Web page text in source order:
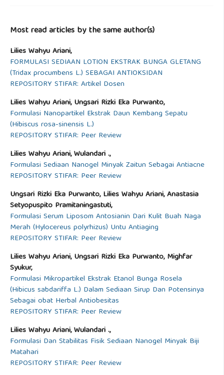
Most read articles by the same author(s)
Lilies Wahyu Ariani,
FORMULASI SEDIAAN LOTION EKSTRAK BUNGA GLETANG
(Tridax procumbens L.) SEBAGAI ANTIOKSIDAN
REPOSITORY STIFAR: Artikel Dosen
Lilies Wahyu Ariani, Ungsari Rizki Eka Purwanto,
Formulasi Nanopartikel Ekstrak Daun Kembang Sepatu
(Hibiscus rosa-sinensis L.)
REPOSITORY STIFAR: Peer Review
Lilies Wahyu Ariani, Wulandari .,
Formulasi Sediaan Nanogel Minyak Zaitun Sebagai Antiacne
REPOSITORY STIFAR: Peer Review
Ungsari Rizki Eka Purwanto, Lilies Wahyu Ariani, Anastasia
Setyopuspito Pramitaningastuti,
Formulasi Serum Liposom Antosianin Dari Kulit Buah Naga
Merah (Hylocereus polyrhizus) Untu Antiaging
REPOSITORY STIFAR: Peer Review
Lilies Wahyu Ariani, Ungsari Rizki Eka Purwanto, Mighfar
Syukur,
Formulasi Mikropartikel Ekstrak Etanol Bunga Rosela
(Hibicus sabdariffa L.) Dalam Sediaan Sirup Dan Potensinya
Sebagai obat Herbal Antiobesitas
REPOSITORY STIFAR: Peer Review
Lilies Wahyu Ariani, Wulandari .,
Formulasi Dan Stabilitas Fisik Sediaan Nanogel Minyak Biji
Matahari
REPOSITORY STIFAR: Peer Review